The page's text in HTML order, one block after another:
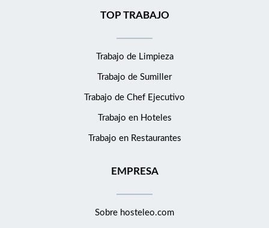
TOP TRABAJO
Trabajo de Limpieza
Trabajo de Sumiller
Trabajo de Chef Ejecutivo
Trabajo en Hoteles
Trabajo en Restaurantes
EMPRESA
Sobre hosteleo.com